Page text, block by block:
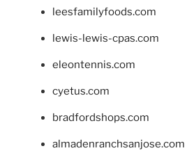
leesfamilyfoods.com
lewis-lewis-cpas.com
eleontennis.com
cyetus.com
bradfordshops.com
almadenranchsanjose.com